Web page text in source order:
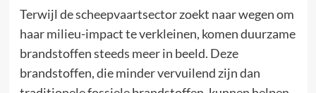
Terwijl de scheepvaartsector zoekt naar wegen om
haar milieu-impact te verkleinen, komen duurzame
brandstoffen steeds meer in beeld. Deze
brandstoffen, die minder vervuilend zijn dan